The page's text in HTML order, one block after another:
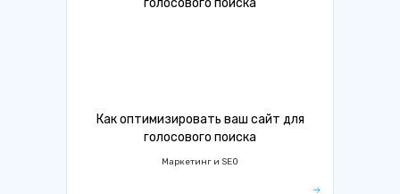
Как оптимизировать ваш сайт для
голосового поиска
Маркетинг и SEO